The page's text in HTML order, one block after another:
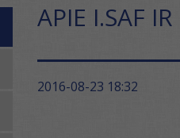
APIE I.SAF
2016-08-23 18:32